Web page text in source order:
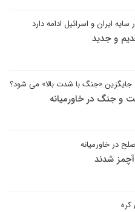
ایران و اسرائیل ادامه دارد
و جدید
«جنگ با شدت بالا» می شود؟
و جنگ در خاورمیانه
در خاورمیانه
شدند
کره